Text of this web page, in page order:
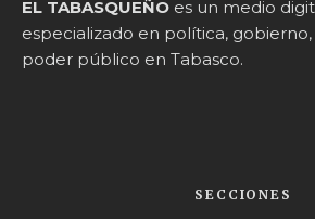
EL TABASQUEÑO es un medio
especializado en política,
poder público en Tabasco.
SECCIONES